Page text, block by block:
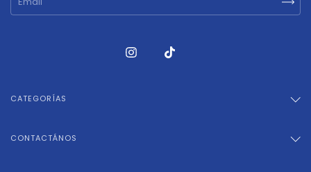
CATEGORÍAS
CONTACTÁNOS